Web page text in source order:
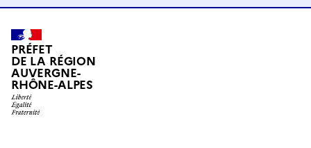
PRÉFET
DE LA RÉGION
AUVERGNE-
RHÔNE-ALPES